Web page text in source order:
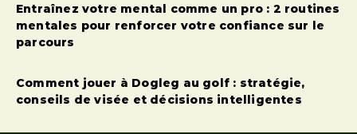
Entraînez votre mental comme un pro : 2 routines
mentales pour renforcer votre confiance sur le
parcours
Comment jouer à Dogleg au golf : stratégie,
conseils de visée et décisions intelligentes